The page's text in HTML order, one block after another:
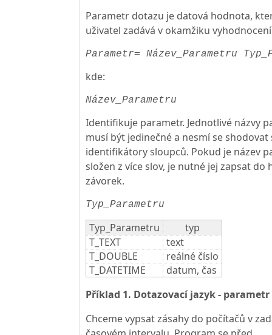
Parametr dotazu je datová hodnota,
uživatel zadává v okamžiku
Parametr= Název_Parametru
kde:
Název_Parametru
Identifikuje parametr. Jednotlivé názvy
musí být jedinečné a nesmí se shodovat
identifikátory sloupců. Pokud je název
složen z více slov, je nutné jej zapsat do
závorek.
Typ_Parametru
Typ_Parametru
typ
T_TEXT
text
T_DOUBLE
reálné číslo
T_DATETIME
datum, čas
Příklad 1. Dotazovací jazyk - parametr
Chceme vypsat zásahy do počítačů v